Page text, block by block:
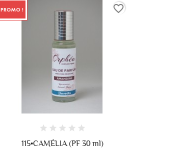
PROMO !
115•CAMÉLIA (PF 30 ml)
favorite_border